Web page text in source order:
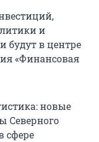
и
будут в центре
«Финансовая
новые
Северного
сфере